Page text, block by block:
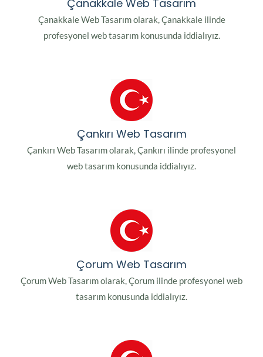
Çanakkale Web Tasarım
Çanakkale Web Tasarım olarak, Çanakkale ilinde
profesyonel web tasarım konusunda iddialıyız.
Çankırı Web Tasarım
Çankırı Web Tasarım olarak, Çankırı ilinde profesyonel
web tasarım konusunda iddialıyız.
Çorum Web Tasarım
Çorum Web Tasarım olarak, Çorum ilinde profesyonel web
tasarım konusunda iddialıyız.